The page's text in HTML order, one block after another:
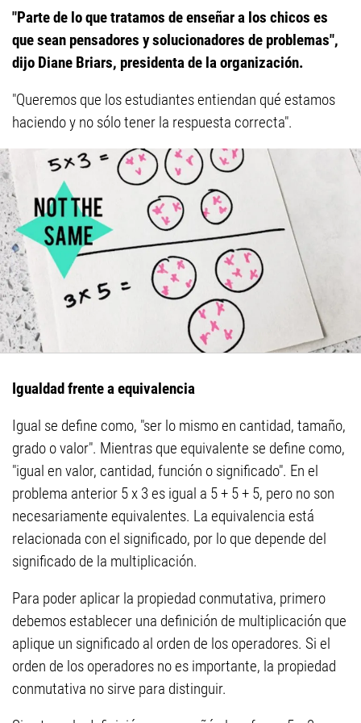
"Parte de lo que tratamos de enseñar a los chicos es
que sean pensadores y solucionadores de problemas",
dijo Diane Briars, presidenta de la organización.
"Queremos que los estudiantes entiendan qué estamos
haciendo y no sólo tener la respuesta correcta".
Igualdad frente a equivalencia
Igual se define como, "ser lo mismo en cantidad, tamaño,
grado o valor". Mientras que equivalente se define como,
"igual en valor, cantidad, función o significado". En el
problema anterior 5 x 3 es igual a 5 + 5 + 5, pero no son
necesariamente equivalentes. La equivalencia está
relacionada con el significado, por lo que depende del
significado de la multiplicación.
Para poder aplicar la propiedad conmutativa, primero
debemos establecer una definición de multiplicación que
aplique un significado al orden de los operadores. Si el
orden de los operadores no es importante, la propiedad
conmutativa no sirve para distinguir.